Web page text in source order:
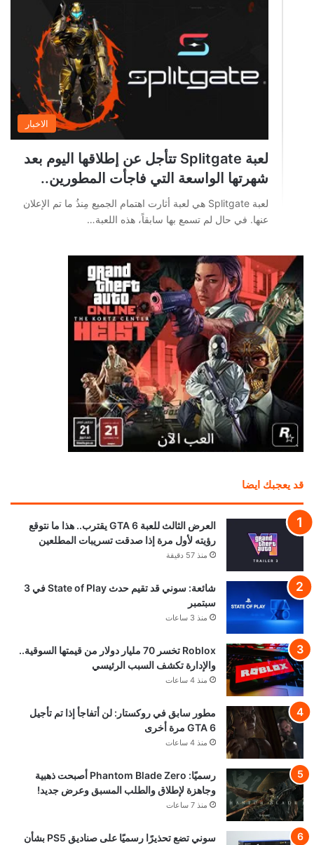
الاخبار
لعبة Splitgate تتأجل عن إطلاقها اليوم بعد
شهرتها الواسعة التي فاجأت المطورين..
لعبة Splitgate هي لعبة أثارت اهتمام الجميع مِنذُ ما تم الإعلان
عنها. في حال لم تسمع بها سابقاً، هذه اللعبة…
قد يعجبك ايضا
العرض الثالث للعبة GTA 6 يقترب.. هذا ما نتوقع
رؤيته لأول مرة إذا صدقت تسريبات المطلعين
منذ 57 دقيقة
شائعة: سوني قد تقيم حدث State of Play في 3
سبتمبر
منذ 3 ساعات
Roblox تخسر 70 مليار دولار من قيمتها السوقية..
والإدارة تكشف السبب الرئيسي
منذ 4 ساعات
مطور سابق في روكستار: لن أتفاجأ إذا تم تأجيل
GTA 6 مرة أخرى
منذ 4 ساعات
رسميًا: Phantom Blade Zero أصبحت ذهبية
وجاهزة لإطلاق والطلب المسبق وعرض جديد!
منذ 7 ساعات
سوني تضع تحذيرًا رسميًا على صناديق PS5 بشأن